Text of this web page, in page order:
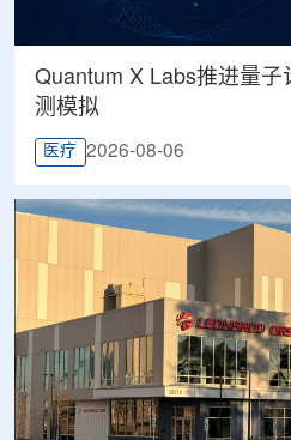
Quantum X Labs推进量子
测模拟
医疗 2026-08-06